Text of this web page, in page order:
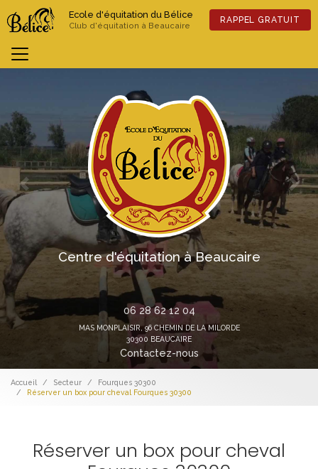
au
principal
Ecole d'équitation du Bélice
Club d'équitation à Beaucaire
RAPPEL GRATUIT
Centre d'équitation à Beaucaire
06 28 62 12 04
MAS MONPLAISIR,96 CHEMIN DE LA MILORDE
30300 BEAUCAIRE
Contactez-nous
Previous Next
Accueil Secteur
Fourques 30300
Réserver un box pour cheval Fourques 30300
Réserver un box pour cheval